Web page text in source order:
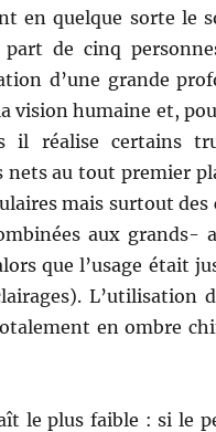
en quelque sorte le
de cinq
d’une grande
vision humaine et,
il réalise certains
au tout premier
mais surtout
aux grands-
que l’usage était
L’utilisation
en ombre
le plus faible : si le